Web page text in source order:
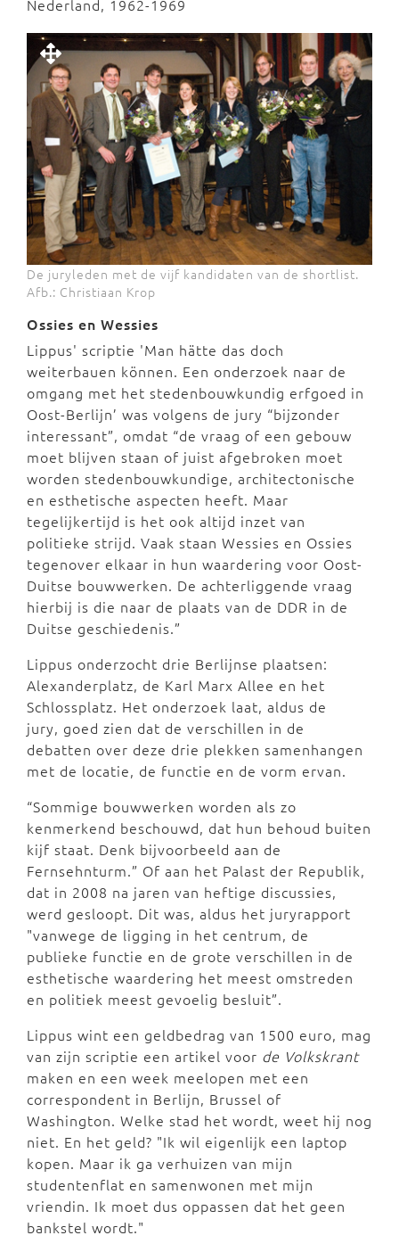
Nederland, 1962-1969
De juryleden met de vijf kandidaten van de shortlist.
Afb.: Christiaan Krop
Ossies en Wessies
Lippus' scriptie 'Man hätte das doch
weiterbauen können. Een onderzoek naar de
omgang met het stedenbouwkundig erfgoed in
Oost-Berlijn’ was volgens de jury “bijzonder
interessant”, omdat “de vraag of een gebouw
moet blijven staan of juist afgebroken moet
worden stedenbouwkundige, architectonische
en esthetische aspecten heeft. Maar
tegelijkertijd is het ook altijd inzet van
politieke strijd. Vaak staan Wessies en Ossies
tegenover elkaar in hun waardering voor Oost-
Duitse bouwwerken. De achterliggende vraag
hierbij is die naar de plaats van de DDR in de
Duitse geschiedenis.”
Lippus onderzocht drie Berlijnse plaatsen:
Alexanderplatz, de Karl Marx Allee en het
Schlossplatz. Het onderzoek laat, aldus de
jury, goed zien dat de verschillen in de
debatten over deze drie plekken samenhangen
met de locatie, de functie en de vorm ervan.
“Sommige bouwwerken worden als zo
kenmerkend beschouwd, dat hun behoud buiten
kijf staat. Denk bijvoorbeeld aan de
Fernsehnturm.” Of aan het Palast der Republik,
dat in 2008 na jaren van heftige discussies,
werd gesloopt. Dit was, aldus het juryrapport
"vanwege de ligging in het centrum, de
publieke functie en de grote verschillen in de
esthetische waardering het meest omstreden
en politiek meest gevoelig besluit”.
Lippus wint een geldbedrag van 1500 euro, mag
van zijn scriptie een artikel voor de Volkskrant
maken en een week meelopen met een
correspondent in Berlijn, Brussel of
Washington. Welke stad het wordt, weet hij nog
niet. En het geld? "Ik wil eigenlijk een laptop
kopen. Maar ik ga verhuizen van mijn
studentenflat en samenwonen met mijn
vriendin. Ik moet dus oppassen dat het geen
bankstel wordt."